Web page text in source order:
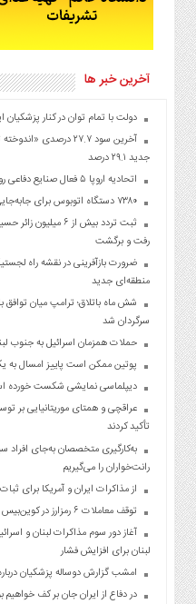
آخرین خبر ها
دولت با تمام توان در کنار
آخرین سود ۲۷.۷ درصدی
جدید ۲۹.۱ درصد
اتحادیه اروپا ۵ فعال صنایع دفاعی روسیه را تحریم کرد
۷۳۸۰ دستگاه اتوبوس برای جابه‌جایی زائران اربعین به‌ کارگیری شد
ثبت تردد بیش از ۶
رفت و برگشت
ضرورت بازآفرینی در نقشه راه
منطقه‌ای جدید
شش ماه باتلاق؛ ترامپ میان
سرگردان شد
حملات همزمان اسرائیل به جنوب
پوتین ممکن است پاییز امسال به
دیپلماسی نمایشی شکست خورده
عراقچی و همتای موریتانیایی بر
تأکید کردند
به‌کارگیری متخصصان به‌جای
رانت‌خواران را می‌گیریم
از مذاکرات ایران و آمریکا برای
توقف معاملات ۶ رمزارز در کوین‌بیس از امروز
آغاز دور سوم مذاکرات لبنان و
لبنان برای افزایش فشار
امشب گزارش دوساله پزشکیان
در دفاع از ایران جان بر کف خواهیم